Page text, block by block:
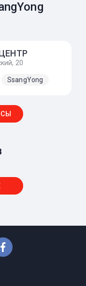
20
SsangYong